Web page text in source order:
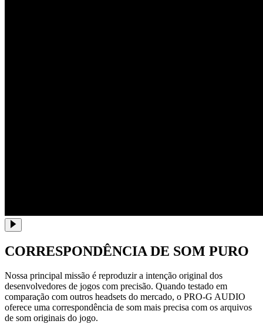
CORRESPONDÊNCIA DE SOM PURO
Nossa principal missão é reproduzir a intenção original dos
desenvolvedores de jogos com precisão. Quando testado em
comparação com outros headsets do mercado, o PRO-G AUDIO
oferece uma correspondência de som mais precisa com os arquivos
de som originais do jogo.